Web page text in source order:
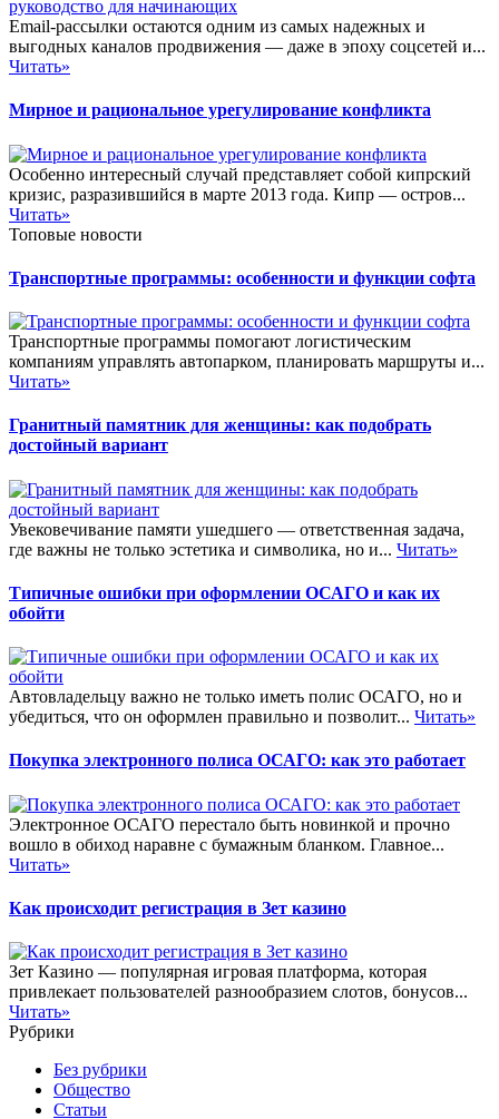
Email-рассылки остаются одним из самых надежных и
выгодных каналов продвижения — даже в эпоху соцсетей и...
Читать»
Мирное и рациональное урегулирование конфликта
Особенно интересный случай представляет собой кипрский
кризис, разразившийся в марте 2013 года. Кипр — остров...
Читать»
Топовые новости
Транспортные программы: особенности и функции софта
Транспортные программы помогают логистическим
компаниям управлять автопарком, планировать маршруты и...
Читать»
Гранитный памятник для женщины: как подобрать
достойный вариант
Увековечивание памяти ушедшего — ответственная задача,
где важны не только эстетика и символика, но и... Читать»
Типичные ошибки при оформлении ОСАГО и как их
обойти
Автовладельцу важно не только иметь полис ОСАГО, но и
убедиться, что он оформлен правильно и позволит... Читать»
Покупка электронного полиса ОСАГО: как это работает
Электронное ОСАГО перестало быть новинкой и прочно
вошло в обиход наравне с бумажным бланком. Главное...
Читать»
Как происходит регистрация в Зет казино
Зет Казино — популярная игровая платформа, которая
привлекает пользователей разнообразием слотов, бонусов...
Читать»
Рубрики
Без рубрики
Общество
Статьи